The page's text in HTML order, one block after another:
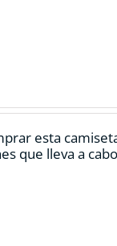
esta
que lleva a